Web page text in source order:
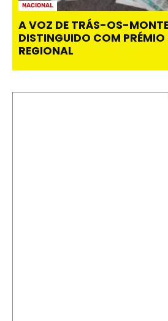
NACIONAL
A VOZ DE TRÁS-OS-
DISTINGUIDO COM
REGIONAL